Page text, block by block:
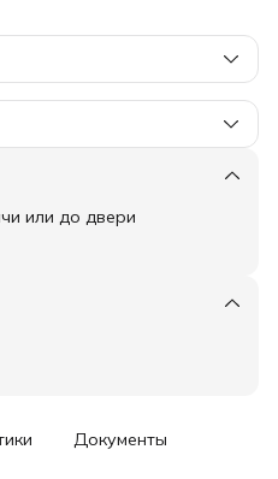
или до двери
Документы